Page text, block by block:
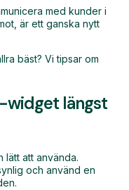
med kunder i
är ett ganska nytt
bäst? Vi tipsar om
widget längst
lätt att använda.
och använd en